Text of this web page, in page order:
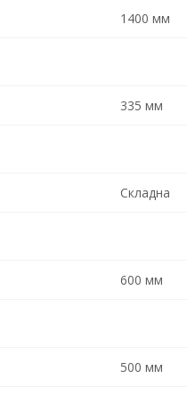
1400 мм
335 мм
Складна
600 мм
500 мм